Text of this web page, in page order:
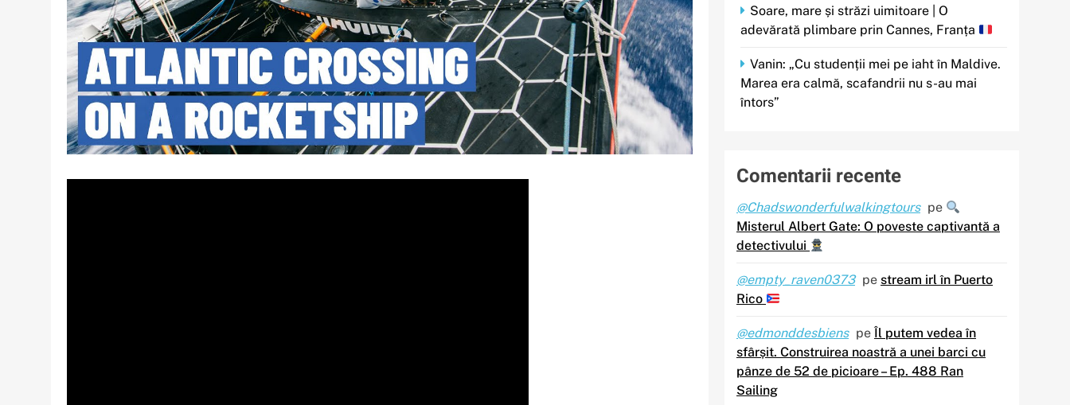
Soare, mare și străzi uimitoare | O
adevărată plimbare prin Cannes, Franța
Vanin: „Cu studenții mei pe iaht în Maldive.
Marea era calmă, scafandrii nu s-au mai
întors”
Comentarii recente
@Chadswonderfulwalkingtours pe
Misterul Albert Gate: O poveste captivantă a
detectivului
@empty_raven0373 pe stream irl în Puerto
Rico
@edmonddesbiens pe Îl putem vedea în
sfârșit. Construirea noastră a unei barci cu
pânze de 52 de picioare – Ep. 488 Ran
Sailing